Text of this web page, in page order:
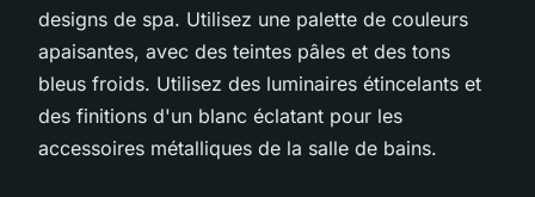
designs de spa. Utilisez une palette de couleurs
apaisantes, avec des teintes pâles et des tons
bleus froids. Utilisez des luminaires étincelants et
des finitions d'un blanc éclatant pour les
accessoires métalliques de la salle de bains.